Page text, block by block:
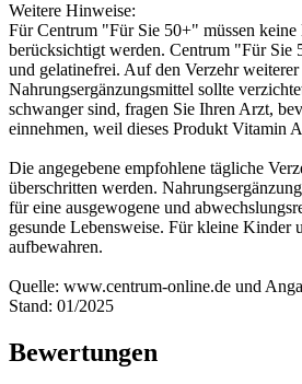
Weitere Hinweise:
Für Centrum "Für Sie 50+" müssen
berücksichtigt werden. Centrum "Für Sie
und gelatinefrei. Auf den Verzehr
Nahrungsergänzungsmittel sollte
schwanger sind, fragen Sie Ihren Arzt,
einnehmen, weil dieses Produkt Vitamin
Die angegebene empfohlene tägliche
überschritten werden.
für eine ausgewogene und
gesunde Lebensweise. Für kleine Kinder
aufbewahren.
Quelle: www.centrum-online.de und
Stand: 01/2025
Bewertungen